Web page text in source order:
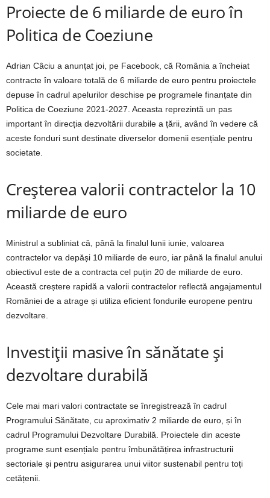
Proiecte de 6 miliarde de euro în
Politica de Coeziune
Adrian Câciu a anunțat joi, pe Facebook, că România a încheiat
contracte în valoare totală de 6 miliarde de euro pentru proiectele
depuse în cadrul apelurilor deschise pe programele finanțate din
Politica de Coeziune 2021-2027. Aceasta reprezintă un pas
important în direcția dezvoltării durabile a țării, având în vedere că
aceste fonduri sunt destinate diverselor domenii esențiale pentru
societate.
Creșterea valorii contractelor la 10
miliarde de euro
Ministrul a subliniat că, până la finalul lunii iunie, valoarea
contractelor va depăși 10 miliarde de euro, iar până la finalul anului
obiectivul este de a contracta cel puțin 20 de miliarde de euro.
Această creștere rapidă a valorii contractelor reflectă angajamentul
României de a atrage și utiliza eficient fondurile europene pentru
dezvoltare.
Investiții masive în sănătate și
dezvoltare durabilă
Cele mai mari valori contractate se înregistrează în cadrul
Programului Sănătate, cu aproximativ 2 miliarde de euro, și în
cadrul Programului Dezvoltare Durabilă. Proiectele din aceste
programe sunt esențiale pentru îmbunătățirea infrastructurii
sectoriale și pentru asigurarea unui viitor sustenabil pentru toți
cetățenii.